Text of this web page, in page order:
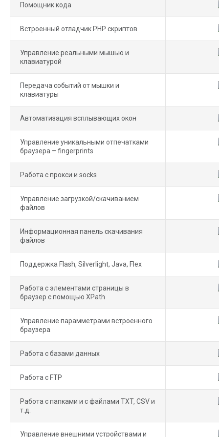
Помощник кода
Встроенный отладчик PHP скриптов
Управление реальными мышью и
клавиатурой
Передача событий от мышки и
клавиатуры
Автоматизация всплывающих окон
Управление уникальными отпечатками
браузера – fingerprints
Работа с прокси и socks
Управление загрузкой/скачиванием
файлов
Информационная панель скачивания
файлов
Поддержка Flash, Silverlight, Java, Flex
Работа с элементами страницы в
браузер с помощью XPath
Управление парамметрами встроенного
браузера
Работа с базами данных
Работа с FTP
Работа с папками и с файлами TXT, CSV и
т.д.
Управление внешними устройствами и